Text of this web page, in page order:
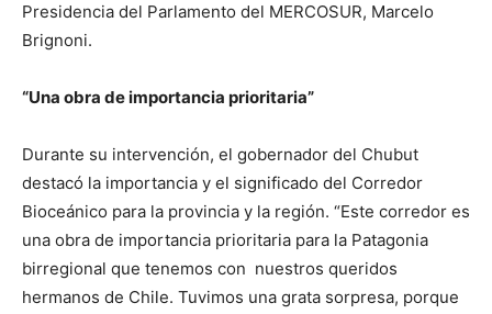
Presidencia del Parlamento del MERCOSUR, Marcelo
Brignoni.
“Una obra de importancia prioritaria”
Durante su intervención, el gobernador del Chubut
destacó la importancia y el significado del Corredor
Bioceánico para la provincia y la región. “Este corredor es
una obra de importancia prioritaria para la Patagonia
birregional que tenemos con nuestros queridos
hermanos de Chile. Tuvimos una grata sorpresa, porque